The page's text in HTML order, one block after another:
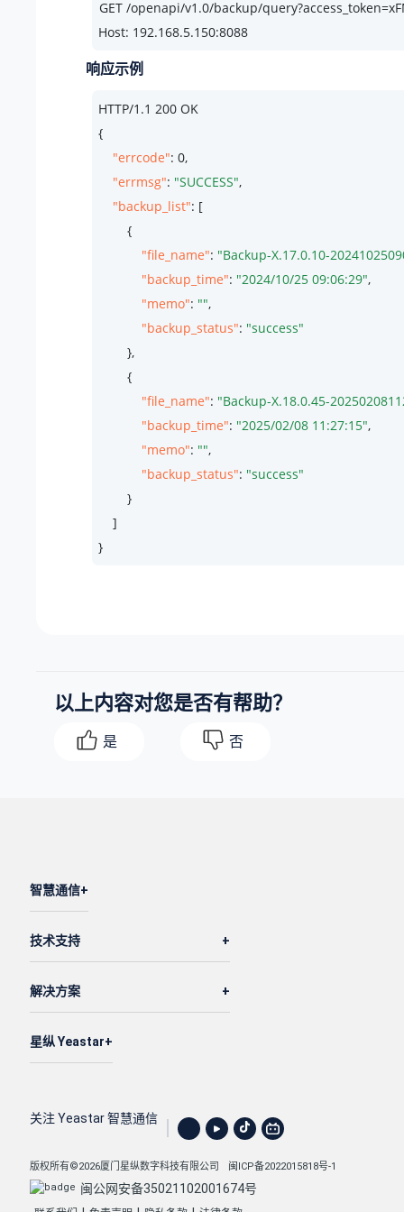
Host: 192.168.5.150:8088
响应示例
HTTP/1.1 200 OK
{
"errcode": 0,
"errmsg": "SUCCESS",
"backup_list": [
        {
"file_name": "Backup-X.17.0.10-
"backup_time": "2024/10/25 09:06:29",
"memo": "",
"backup_status": "success"
        },
        {
"file_name": "Backup-X.18.0.45-
"backup_time": "2025/02/08 11:27:15",
"memo": "",
"backup_status": "success"
        }
    ]
}
以上内容对您是否有帮助？
是 否
智慧通信
技术支持
解决方案
星纵 Yeastar
关注 Yeastar 智慧通信
版权所有©2026厦门星纵数字科技有限公司 闽ICP备2022015818号-1
闽公网安备35021102001674号